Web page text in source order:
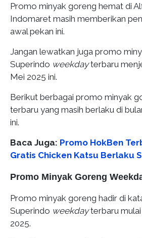
Promo minyak goreng hemat di
Indomaret masih memberikan
awal pekan ini.
Jangan lewatkan juga promo
Superindo weekdayterbaru
Mei 2025 ini.
Berikut berbagai promo minyak
terbaru yang masih berlaku di
ini.
Baca Juga: Promo HokBen
Gratis Chicken Katsu Berlaku
Promo Minyak Goreng
Promo minyak goreng hadir di
Superindo weekdayterbaru
2025.